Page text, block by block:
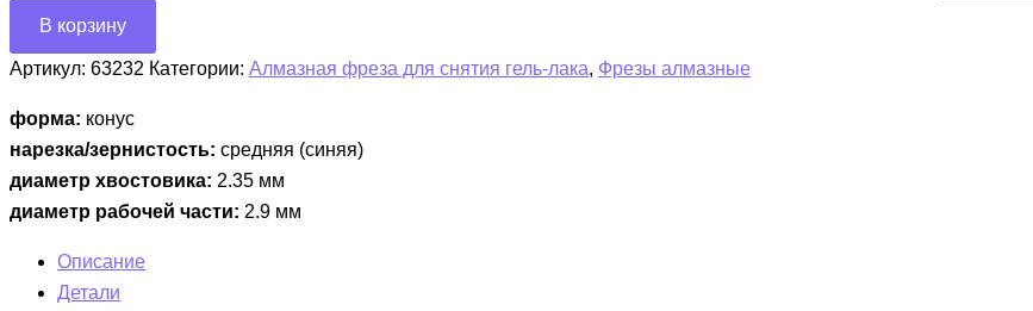
В корзину
Артикул: 63232 Категории: Алмазная фреза для снятия гель-лака, Фрезы алмазные
форма: конус
нарезка/зернистость: средняя (синяя)
диаметр хвостовика: 2.35 мм
диаметр рабочей части: 2.9 мм
Описание
Детали